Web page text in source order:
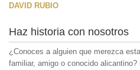
DAVID RUBIO
Haz historia con nosotros
¿Conoces a alguien que merezca
familiar, amigo o conocido